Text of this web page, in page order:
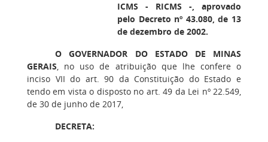
ICMS - RICMS -, aprovado
pelo Decreto nº 43.080, de 13
de dezembro de 2002.
O GOVERNADOR DO ESTADO DE MINAS
GERAIS, no uso de atribuição que lhe confere o
inciso VII do art. 90 da Constituição do Estado e
tendo em vista o disposto no art. 49 da Lei nº 22.549,
de 30 de junho de 2017,
DECRETA: